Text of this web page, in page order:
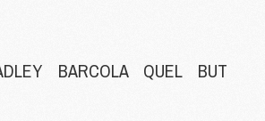
BARCOLA QUEL BUT